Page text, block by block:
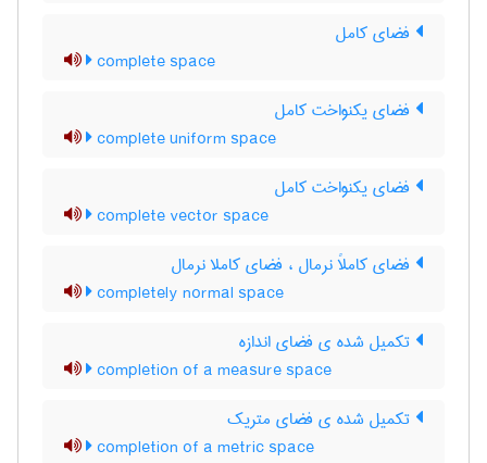
فضای کامل
complete space
فضای یکنواخت کامل
complete uniform space
فضای یکنواخت کامل
complete vector space
فضای کاملاً نرمال ، فضای کاملا نرمال
completely normal space
تکمیل شده ی فضای اندازه
completion of a measure space
تکمیل شده ی فضای متریک
completion of a metric space